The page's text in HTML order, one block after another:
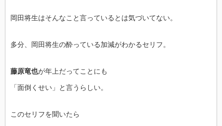
岡田将生はそんなこと言っているとは気づいてない。
多分、岡田将生の酔っている加減がわかるセリフ。
藤原竜也が年上だってことにも
「面倒くせい」と言うらしい。
このセリフを聞いたら